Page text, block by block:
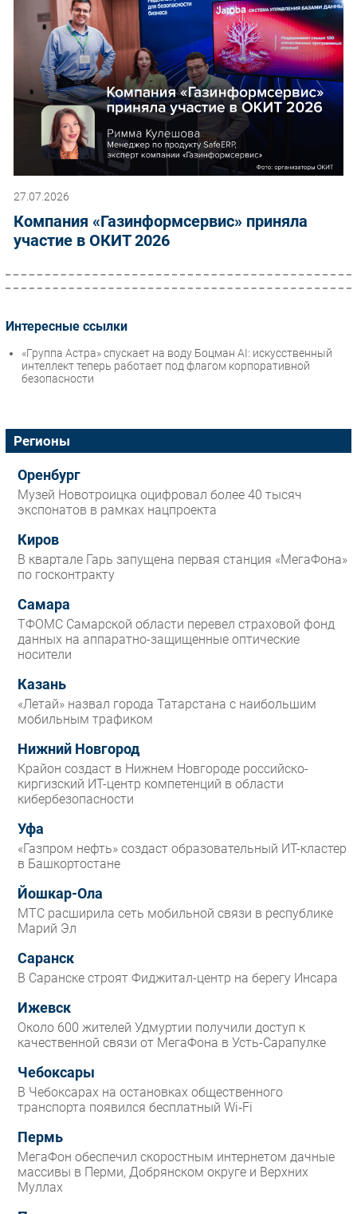
27.07.2026
Компания «Газинформсервис» приняла
участие в ОКИТ 2026
Интересные ссылки
«Группа Астра» спускает на воду Боцман AI: искусственный
интеллект теперь работает под флагом корпоративной
безопасности
Регионы
Оренбург
Музей Новотроицка оцифровал более 40 тысяч
экспонатов в рамках нацпроекта
Киров
В квартале Гарь запущена первая станция «МегаФона»
по госконтракту
Самара
ТФОМС Самарской области перевел страховой фонд
данных на аппаратно-защищенные оптические
носители
Казань
«Летай» назвал города Татарстана с наибольшим
мобильным трафиком
Нижний Новгород
Крайон создаст в Нижнем Новгороде российско-
киргизский ИТ-центр компетенций в области
кибербезопасности
Уфа
«Газпром нефть» создаст образовательный ИТ-кластер
в Башкортостане
Йошкар-Ола
МТС расширила сеть мобильной связи в республике
Марий Эл
Саранск
В Саранске строят Фиджитал-центр на берегу Инсара
Ижевск
Около 600 жителей Удмуртии получили доступ к
качественной связи от МегаФона в Усть-Сарапулке
Чебоксары
В Чебоксарах на остановках общественного
транспорта появился бесплатный Wi‑Fi
Пермь
МегаФон обеспечил скоростным интернетом дачные
массивы в Перми, Добрянском округе и Верхних
Муллах